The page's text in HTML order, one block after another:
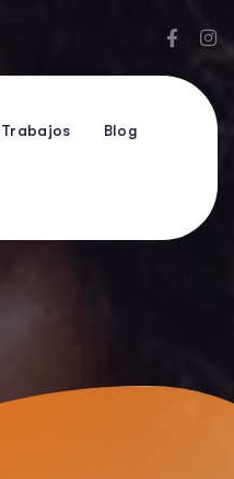
Trabajos Blog